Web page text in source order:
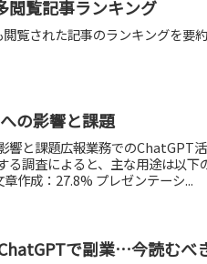
閲覧記事ランキング
覧された記事のランキングを要
の影響と課題
響と課題広報業務でのChatGPT
調査によると、主な用途は以下
作成：27.8% プレゼンテーシ...
で副業…今読むべ